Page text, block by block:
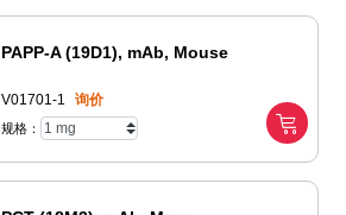
PAPP-A (19D1), mAb, Mouse
V01701-1 询价
规格：